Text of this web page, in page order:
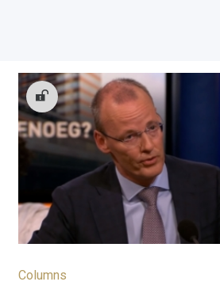
Columns